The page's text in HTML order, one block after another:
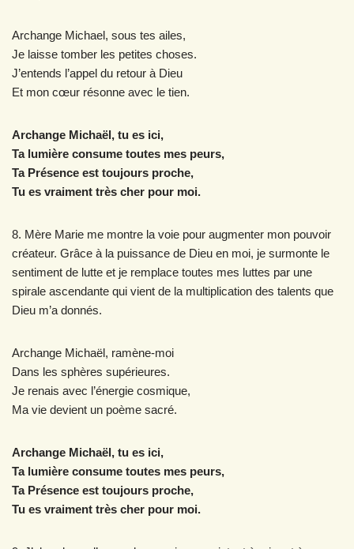
Archange Michael, sous tes ailes,
Je laisse tomber les petites choses.
J’entends l’appel du retour à Dieu
Et mon cœur résonne avec le tien.
Archange Michaël, tu es ici,
Ta lumière consume toutes mes peurs,
Ta Présence est toujours proche,
Tu es vraiment très cher pour moi.
8. Mère Marie me montre la voie pour augmenter mon pouvoir
créateur. Grâce à la puissance de Dieu en moi, je surmonte le
sentiment de lutte et je remplace toutes mes luttes par une
spirale ascendante qui vient de la multiplication des talents que
Dieu m’a donnés.
Archange Michaël, ramène-moi
Dans les sphères supérieures.
Je renais avec l’énergie cosmique,
Ma vie devient un poème sacré.
Archange Michaël, tu es ici,
Ta lumière consume toutes mes peurs,
Ta Présence est toujours proche,
Tu es vraiment très cher pour moi.